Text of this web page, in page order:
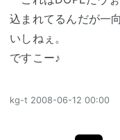
込まれてるんだが一
いしねぇ。
ですこー♪
kg-t 2008-06-12 00:00